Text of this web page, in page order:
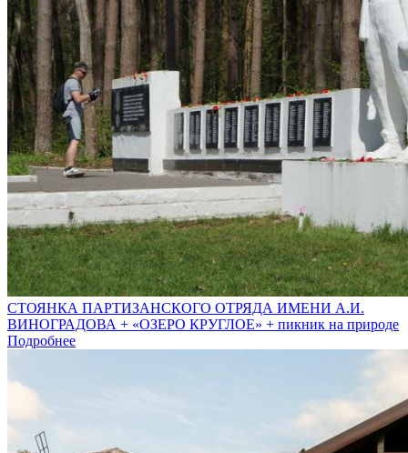
СТОЯНКА ПАРТИЗАНСКОГО ОТРЯДА ИМЕНИ А.И.
ВИНОГРАДОВА + «ОЗЕРО КРУГЛОЕ» + пикник на природе
Подробнее